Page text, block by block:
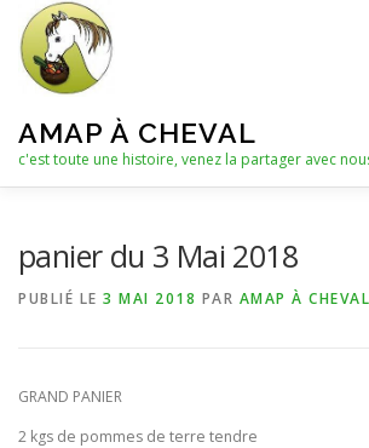
contenu
AMAP À CHEVAL
c'est toute une histoire, venez la partager avec
panier du 3 Mai 2018
PUBLIÉ LE 3 MAI 2018 PAR AMAP À CHEVAL
GRAND PANIER
2 kgs de pommes de terre tendre